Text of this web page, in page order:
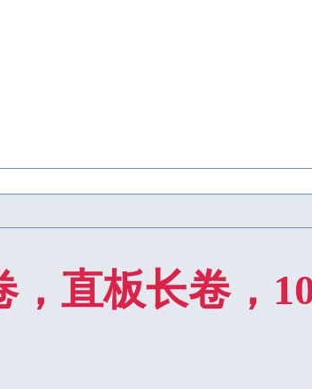
直板长卷，